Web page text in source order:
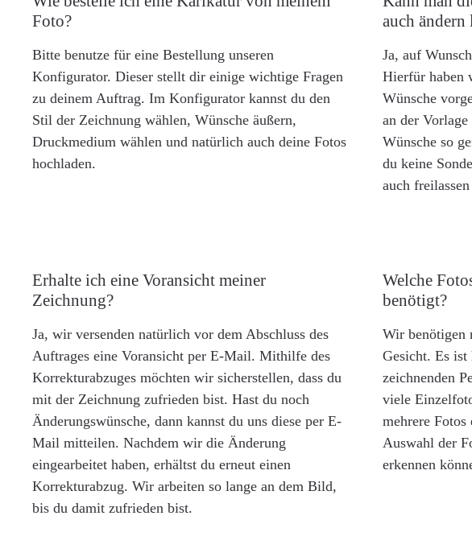
Foto?
Bitte benutze für eine Bestellung unseren
Konfigurator. Dieser stellt dir einige wichtige Fragen
zu deinem Auftrag. Im Konfigurator kannst du den
Stil der Zeichnung wählen, Wünsche äußern,
Druckmedium wählen und natürlich auch deine Fotos
hochladen.
auch ändern
Ja, auf
Hierfür haben
Wünsche
an der
Wünsche so
du keine
auch freilassen
Erhalte ich eine Voransicht meiner
Zeichnung?
Ja, wir versenden natürlich vor dem Abschluss des
Auftrages eine Voransicht per E-Mail. Mithilfe des
Korrekturabzuges möchten wir sicherstellen, dass du
mit der Zeichnung zufrieden bist. Hast du noch
Änderungswünsche, dann kannst du uns diese per E-
Mail mitteilen. Nachdem wir die Änderung
eingearbeitet haben, erhältst du erneut einen
Korrekturabzug. Wir arbeiten so lange an dem Bild,
bis du damit zufrieden bist.
Welche
benötigt?
Wir benötigen
Gesicht. Es
zeichnenden
viele
mehrere Fotos
Auswahl der
erkennen